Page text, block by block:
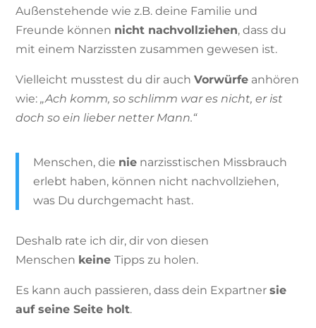
Außenstehende wie z.B. deine Familie und
Freunde können nicht nachvollziehen, dass du
mit einem Narzissten zusammen gewesen ist.
Vielleicht musstest du dir auchVorwürfe anhören
wie:„Ach komm, so schlimm war es nicht, er ist
doch so ein lieber netter Mann.“
Menschen, die nie narzisstischen Missbrauch
erlebt haben, können nicht nachvollziehen,
was Du durchgemacht hast.
Deshalb rate ich dir, dir von diesen
Menschen keineTipps zu holen.
Es kann auch passieren, dass dein Expartnersie
auf seine Seite holt.